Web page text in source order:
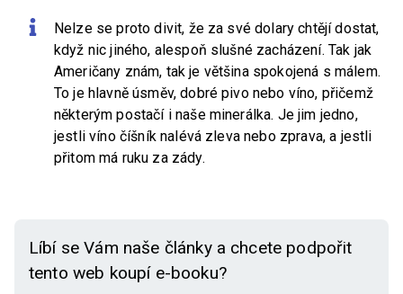
Nelze se proto divit, že za své dolary chtějí dostat,
když nic jiného, alespoň slušné zacházení. Tak jak
Američany znám, tak je většina spokojená s málem.
To je hlavně úsměv, dobré pivo nebo víno, přičemž
některým postačí i naše minerálka. Je jim jedno,
jestli víno číšník nalévá zleva nebo zprava, a jestli
přitom má ruku za zády.
Líbí se Vám naše články a chcete podpořit
tento web koupí e-booku?